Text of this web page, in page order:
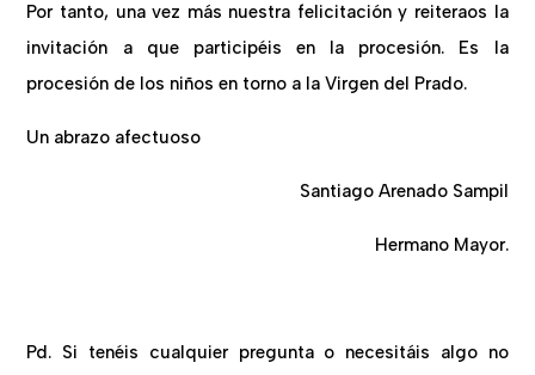
Por tanto, una vez más nuestra felicitación y reiteraos la
invitación a que participéis en la procesión. Es la
procesión de los niños en torno a la Virgen del Prado.
Un abrazo afectuoso
Santiago Arenado Sampil
Hermano Mayor.
Pd. Si tenéis cualquier pregunta o necesitáis algo no